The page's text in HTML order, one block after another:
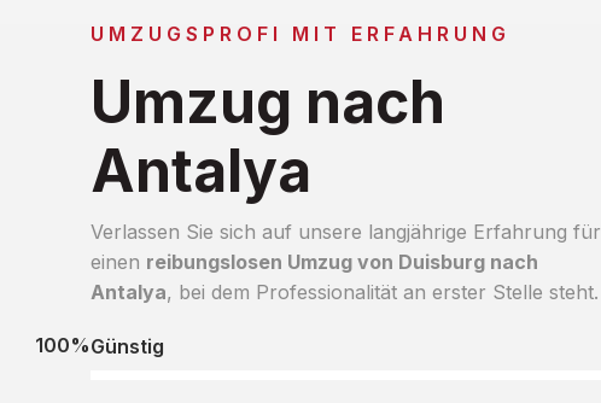
UMZUGSPROFI MIT ERFAHRUNG
Umzug nach
Antalya
Verlassen Sie sich auf unsere langjährige Erfahrung für
einen reibungslosen Umzug von Duisburg nach
Antalya, bei dem Professionalität an erster Stelle steht.
Günstig
100%